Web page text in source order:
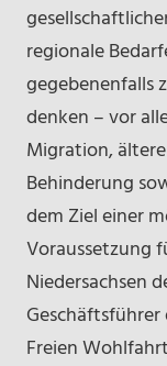
regionale
gegebenenfalls
denken – vor
Migration,
Behinderung
dem Ziel einer
Voraussetzung
Niedersachsen
Freien